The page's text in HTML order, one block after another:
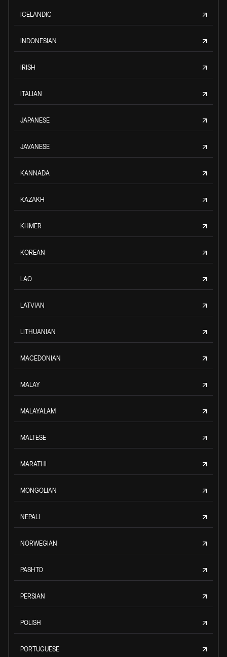
ICELANDIC
INDONESIAN
IRISH
ITALIAN
JAPANESE
JAVANESE
KANNADA
KAZAKH
KHMER
KOREAN
LAO
LATVIAN
LITHUANIAN
MACEDONIAN
MALAY
MALAYALAM
MALTESE
MARATHI
MONGOLIAN
NEPALI
NORWEGIAN
PASHTO
PERSIAN
POLISH
PORTUGUESE